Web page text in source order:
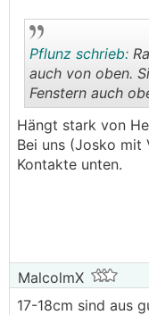
Pflunz schrieb:
auch von oben.
Fenstern auch
Hängt stark von
Bei uns (Josko mit
Kontakte unten.
MalcolmX
17-18cm sind aus